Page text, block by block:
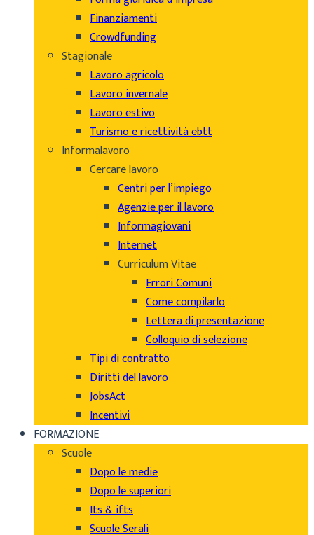
Finanziamenti
Crowdfunding
Stagionale
Lavoro agricolo
Lavoro invernale
Lavoro estivo
Turismo e ricettività ebtt
Informalavoro
Cercare lavoro
Centri per l’impiego
Agenzie per il lavoro
Informagiovani
Internet
Curriculum Vitae
Errori Comuni
Come compilarlo
Lettera di presentazione
Colloquio di selezione
Tipi di contratto
Diritti del lavoro
JobsAct
Incentivi
FORMAZIONE
Scuole
Dopo le medie
Dopo le superiori
Its & ifts
Scuole Serali